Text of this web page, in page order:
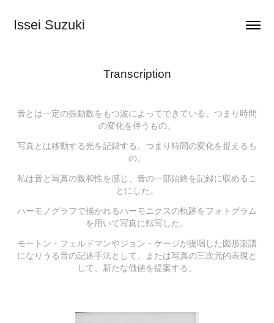
Issei Suzuki
Transcription
音とは一定の振動数をもつ波によってできている。つまり時間
の変化を伴うもの。
写真とは移動する光を記録する。つまり時間の変化を捉えるも
の。
私は音と写真の親和性を感じ、音の一部始終を記録に収めるこ
とにした。
ハーモノグラフで描かれるハーモニクスの軌跡をフォトグラム
を用いて写真に転写した。
モートン・フェルドマンやジョン・ケージが提唱した図形楽譜
になりうる音の記述手法として、または写真の三次元的表現と
して、新たな価値を提案する。